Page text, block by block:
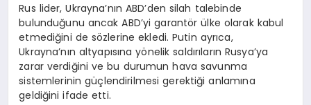
Rus lider, Ukrayna’nın ABD’den silah talebinde
bulunduğunu ancak ABD’yi garantör ülke olarak kabul
etmediğini de sözlerine ekledi. Putin ayrıca,
Ukrayna’nın altyapısına yönelik saldırıların Rusya’ya
zarar verdiğini ve bu durumun hava savunma
sistemlerinin güçlendirilmesi gerektiği anlamına
geldiğini ifade etti.